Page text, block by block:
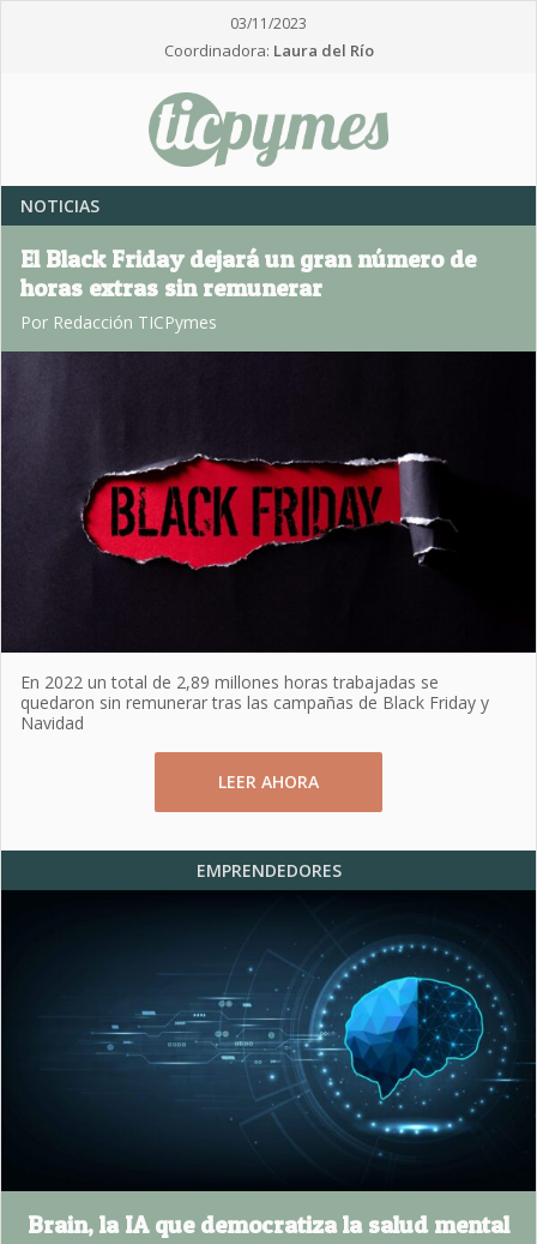
03/11/2023
Coordinadora: Laura del Río
NOTICIAS
El Black Friday dejará un gran número de
horas extras sin remunerar
Por Redacción TICPymes
En 2022 un total de 2,89 millones horas trabajadas se
quedaron sin remunerar tras las campañas de Black Friday y
Navidad
LEER AHORA
EMPRENDEDORES
Brain, la IA que democratiza la salud mental